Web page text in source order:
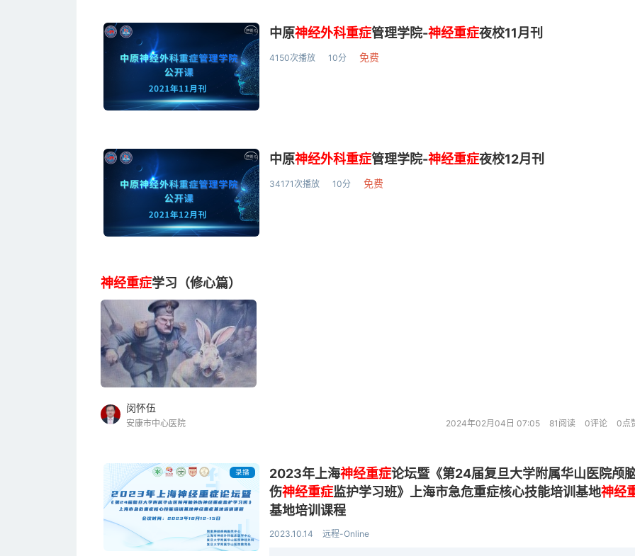
中原神经外科重症管理学院-神经重症夜校11月刊
4150次播放 10分 免费
中原神经外科重症管理学院-神经重症夜校12月刊
34171次播放 10分 免费
神经重症学习（修心篇）
闵怀伍
安康市中心医院 2024年02月04日 07:05 81阅读 0评论 0点
录播 2023年上海神经重症论坛暨《第24届复旦大学附属华山医院颅
伤神经重症监护学习班》上海市急危重症核心技能培训基地神经
基地培训课程
2023.10.14 远程-Online